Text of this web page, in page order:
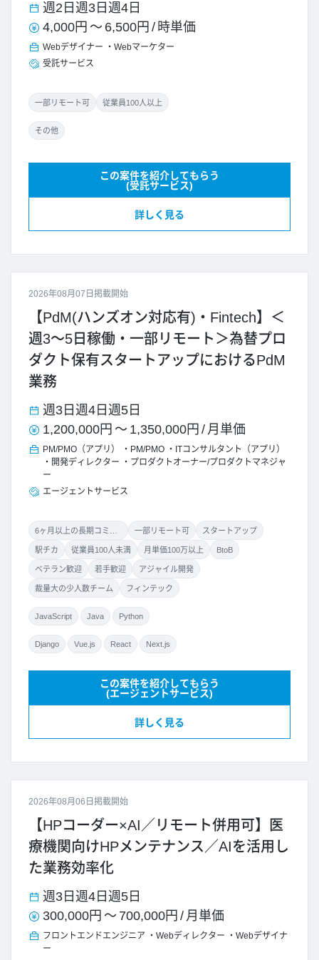
週2日 週3日 週4日
4,000円 ～ 6,500円 / 時単価
Webデザイナー
Webマーケター
受託サービス
一部リモート可 従業員100人以上
その他
詳しく見る
この案件を紹介してもらう
(受託サービス)
2026年08月07日掲載開始
【PdM(ハンズオン対応有)・Fintech】＜
週3～5日稼働・一部リモート＞為替プロ
ダクト保有スタートアップにおけるPdM
業務
週3日 週4日 週5日
1,200,000円 ～ 1,350,000円 / 月単価
PM/PMO（アプリ） PM/PMO
ITコンサルタント（アプリ）
開発ディレクター
プロダクトオーナー/プロダクトマネジャ
ー
エージェントサービス
一部リモート可 スタートアップ
駅チカ 従業員100人未満 月単価100万以上 BtoB
ベテラン歓迎 若手歓迎 アジャイル開発
裁量大の少人数チーム フィンテック
JavaScript Java Python
Django Vue.js React Next.js
詳しく見る
この案件を紹介してもらう
(エージェントサービス)
2026年08月06日掲載開始
【HPコーダー×AI／リモート併用可】医
療機関向けHPメンテナンス／AIを活用し
た業務効率化
週3日 週4日 週5日
300,000円 ～ 700,000円 / 月単価
フロントエンドエンジニア Webディレクター
Webデザイナ
ー